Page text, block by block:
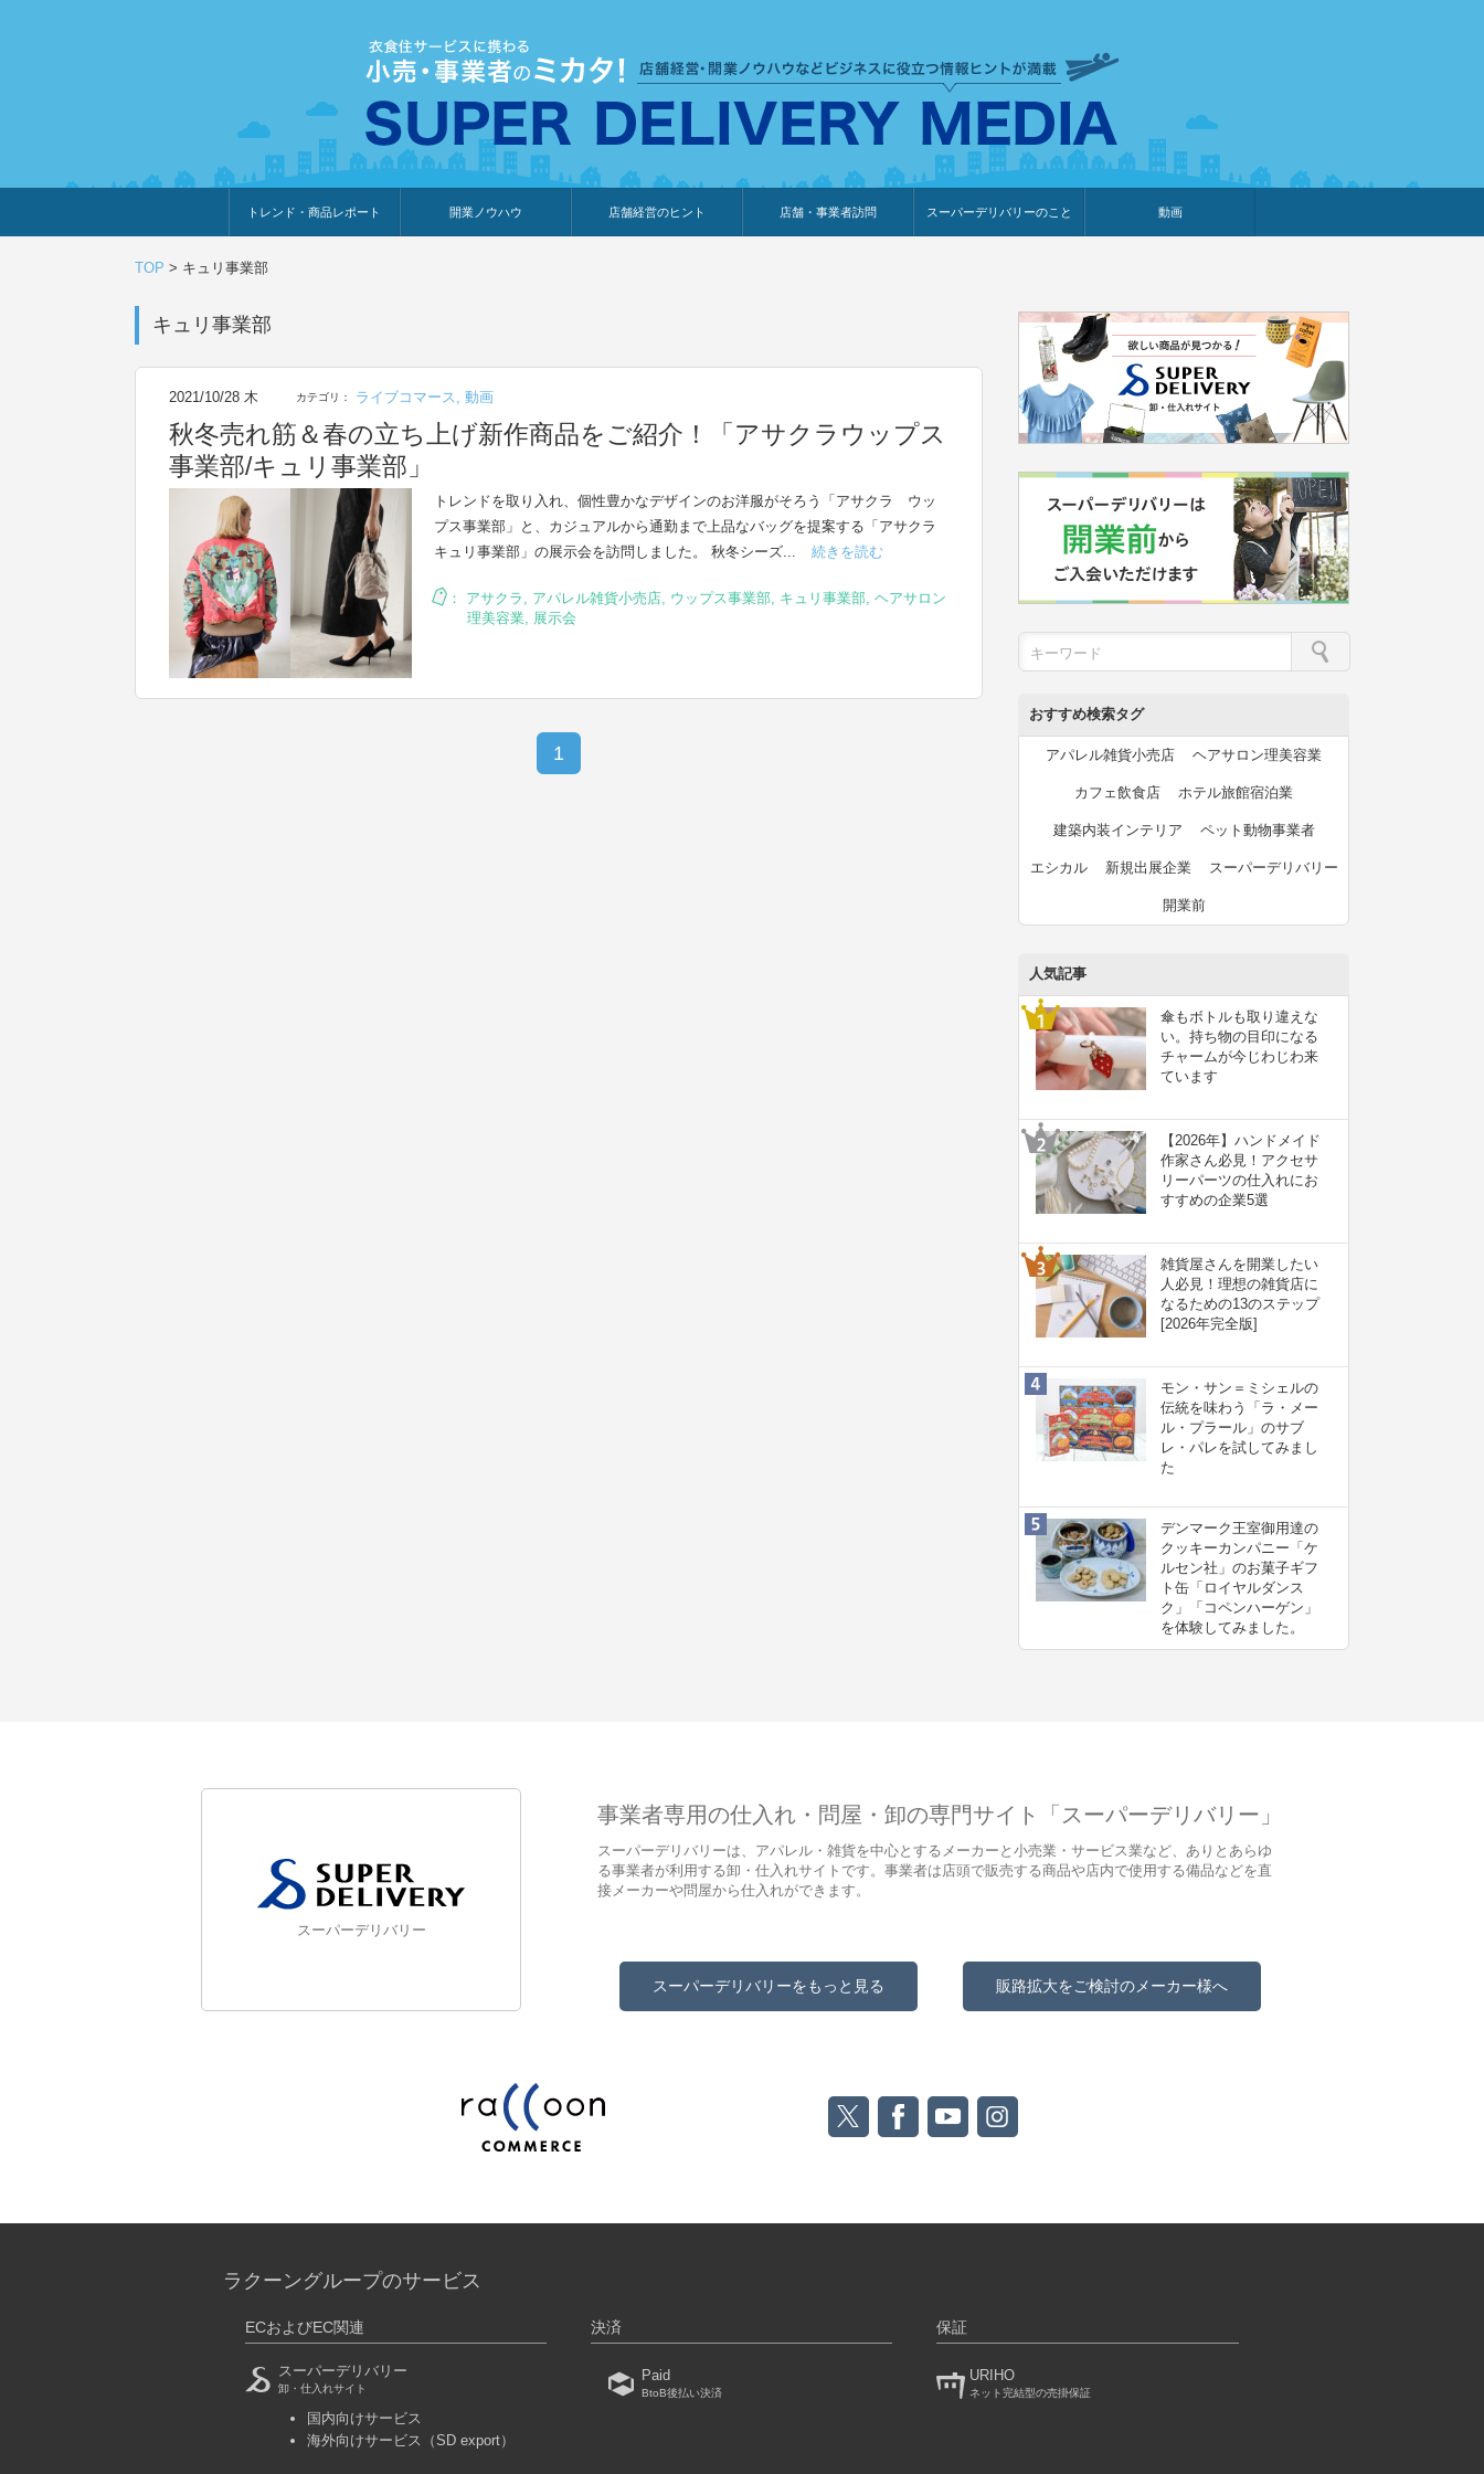
トレンド・商品レポート
トレンド・特集
人気ランキング
出展企業のおすすめ
商品体験・レビュー
暮らしの提案
開業ノウハウ 店舗経営のヒント 店舗・事業者訪問 スーパーデリバリーのこと 動画
TOP > キュリ事業部
キュリ事業部
2021/10/28 木 カテゴリ： ライブコマース, 動画
秋冬売れ筋＆春の立ち上げ新作商品をご紹介！「アサクラウップス
事業部/キュリ事業部」
トレンドを取り入れ、個性豊かなデザインのお洋服がそろう「アサクラ ウッ
プス事業部」と、カジュアルから通勤まで上品なバッグを提案する「アサクラ
キュリ事業部」の展示会を訪問しました。 秋冬シーズ...
続きを読む
： アサクラ , アパレル雑貨小売店, ウップス事業部, キュリ事業部, ヘアサロン
理美容業, 展示会
1
おすすめ検索タグ
アパレル雑貨小売店 ヘアサロン理美容業
カフェ飲食店 ホテル旅館宿泊業
建築内装インテリア ペット動物事業者
エシカル 新規出展企業 スーパーデリバリー
開業前
人気記事
傘もボトルも取り違えな
い。持ち物の目印になる
チャームが今じわじわ来
ています
【2026年】ハンドメイド
作家さん必見！アクセサ
リーパーツの仕入れにお
すすめの企業5選
雑貨屋さんを開業したい
人必見！理想の雑貨店に
なるための13のステップ
[2026年完全版]
モン・サン＝ミシェルの
伝統を味わう「ラ・メー
ル・プラール」のサブ
レ・パレを試してみまし
た
デンマーク王室御用達の
クッキーカンパニー「ケ
ルセン社」のお菓子ギフ
ト缶「ロイヤルダンス
ク」「コペンハーゲン」
を体験してみました。
スーパーデリバリー
事業者専用の仕入れ・問屋・卸の専門サイト「スーパーデリバリー」
スーパーデリバリーは、アパレル・雑貨を中心とするメーカーと小売業・サービス業など、ありとあらゆ
る事業者が利用する卸・仕入れサイトです。事業者は店頭で販売する商品や店内で使用する備品などを直
接メーカーや問屋から仕入れができます。
スーパーデリバリーをもっと見る 販路拡大をご検討のメーカー様へ
ラクーングループのサービス
ECおよびEC関連
スーパーデリバリー
卸・仕入れサイト
国内向けサービス
海外向けサービス
（SD export）
決済
Paid
BtoB後払い決済
保証
URIHO
ネット完結型の売掛保証